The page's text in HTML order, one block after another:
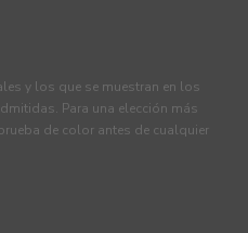
y los que se muestran en los
Para una elección más
de color antes de cualquier